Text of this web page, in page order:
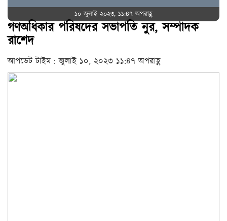
১০ জুলাই ২০২৩, ১১:৪৭ অপরাহ্ণ
গণঅধিকার পরিষদের সভাপতি নুর, সম্পাদক
রাশেদ
আপডেট টাইম : জুলাই ১০, ২০২৩ ১১:৪৭ অপরাহ্ণ